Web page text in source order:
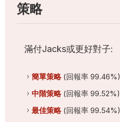
策略
滿付Jacks或更好對子:
簡單策略 (回報率 99.46%)
中階策略 (回報率 99.52%)
最佳策略 (回報率 99.54%)